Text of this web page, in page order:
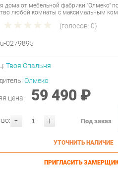
дома от мебельной фабрики "Олмеко"
любой комнаты с максимальным
(голосов: 0)
u-0279895
Твоя Спальня
Олмеко
цена: 59 490 ₽
- + Под заказ
УТОЧНИТЬ НАЛИЧИЕ
ПРИГЛАСИТЬ